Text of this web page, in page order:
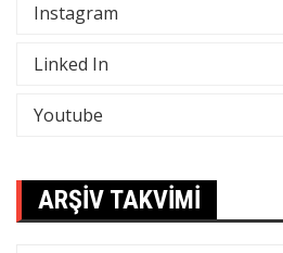
Instagram
Linked In
Youtube
ARŞİV TAKVİMİ